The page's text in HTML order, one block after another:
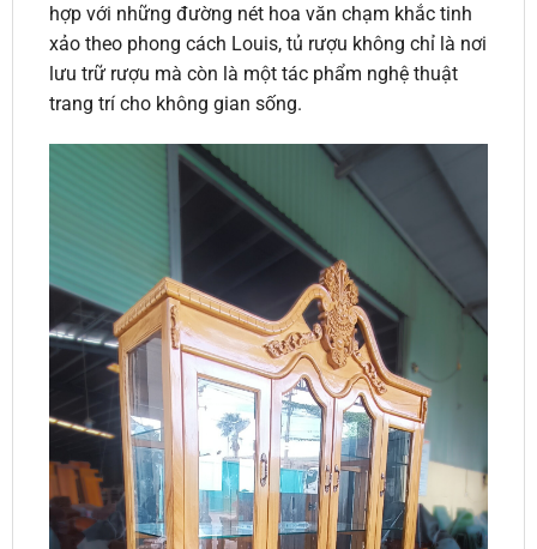
hợp với những đường nét hoa văn chạm khắc tinh
xảo theo phong cách Louis, tủ rượu không chỉ là nơi
lưu trữ rượu mà còn là một tác phẩm nghệ thuật
trang trí cho không gian sống.